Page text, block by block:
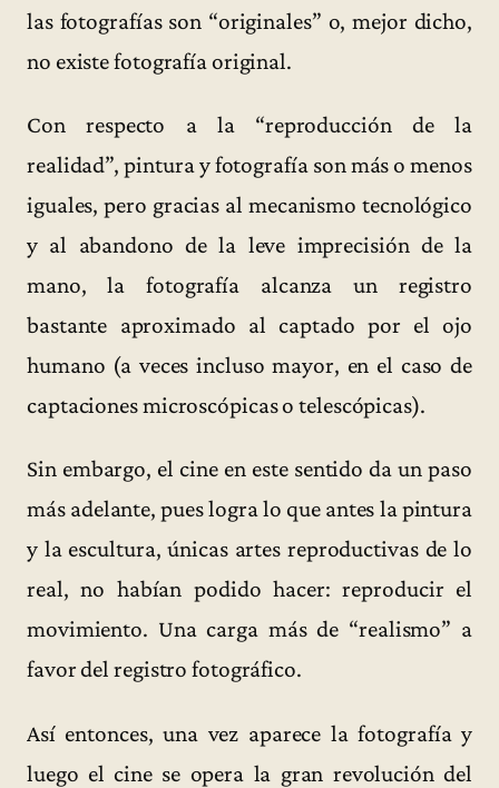
las fotografías son “originales” o, mejor dicho,
no existe fotografía original.
Con respecto a la “reproducción de la
realidad”, pintura y fotografía son más o menos
iguales, pero gracias al mecanismo tecnológico
y al abandono de la leve imprecisión de la
mano, la fotografía alcanza un registro
bastante aproximado al captado por el ojo
humano (a veces incluso mayor, en el caso de
captaciones microscópicas o telescópicas).
Sin embargo, el cine en este sentido da un paso
más adelante, pues logra lo que antes la pintura
y la escultura, únicas artes reproductivas de lo
real, no habían podido hacer: reproducir el
movimiento. Una carga más de “realismo” a
favor del registro fotográfico.
Así entonces, una vez aparece la fotografía y
luego el cine se opera la gran revolución del